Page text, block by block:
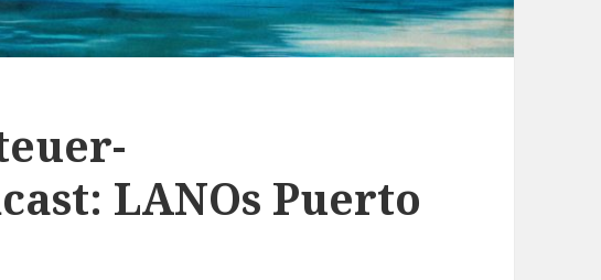
LANOs Puerto